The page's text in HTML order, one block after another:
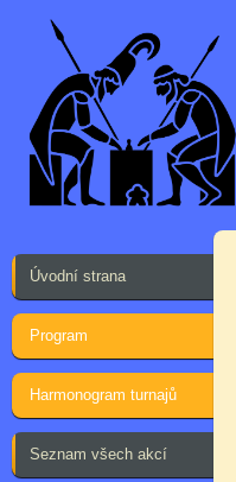
Úvodní strana
Program
Harmonogram turnajů
Seznam všech akcí